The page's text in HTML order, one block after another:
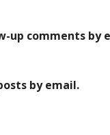
up comments by
by email.